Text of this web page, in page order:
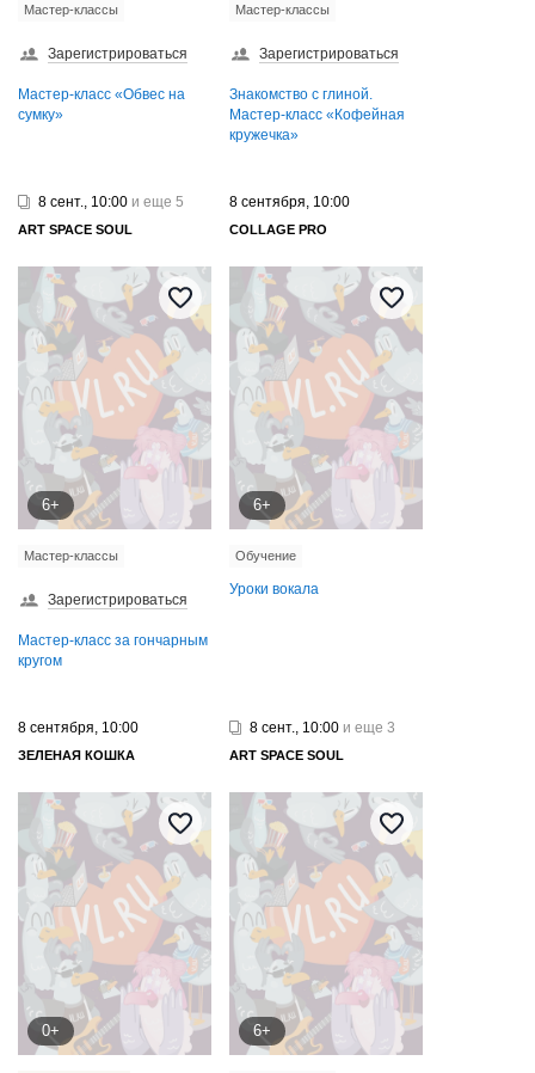
Мастер-классы
Зарегистрироваться
Мастер-класс «Обвес на
сумку»
Мастер-классы
Зарегистрироваться
Знакомство с глиной.
Мастер-класс «Кофейная
кружечка»
8 сент., 10:00 и еще 5
ART SPAСE SOUL
6+
Мастер-классы
Зарегистрироваться
Мастер-класс за гончарным
кругом
8 сентября, 10:00
COLLAGE PRO
6+
Обучение
Уроки вокала
8 сентября, 10:00
ЗЕЛЕНАЯ КОШКА
0+
8 сент., 10:00 и еще 3
ART SPAСE SOUL
6+